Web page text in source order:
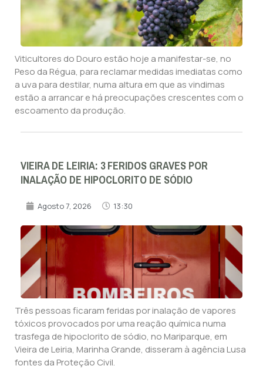
Viticultores do Douro estão hoje a manifestar-se, no
Peso da Régua, para reclamar medidas imediatas como
a uva para destilar, numa altura em que as vindimas
estão a arrancar e há preocupações crescentes com o
escoamento da produção.
VIEIRA DE LEIRIA: 3 FERIDOS GRAVES POR
INALAÇÃO DE HIPOCLORITO DE SÓDIO
Agosto 7, 2026 13:30
Três pessoas ficaram feridas por inalação de vapores
tóxicos provocados por uma reação química numa
trasfega de hipoclorito de sódio, no Mariparque, em
Vieira de Leiria, Marinha Grande, disseram à agência Lusa
fontes da Proteção Civil.